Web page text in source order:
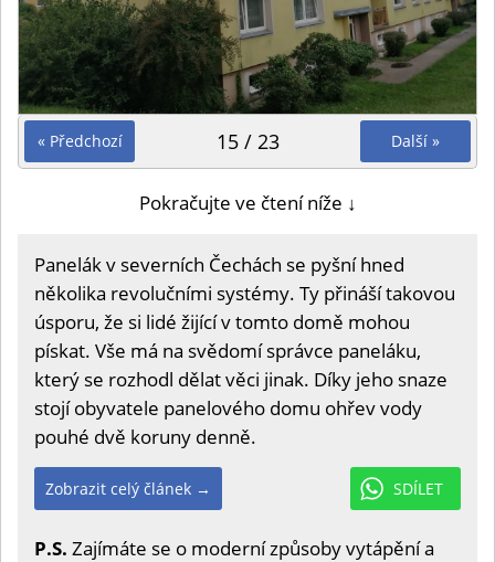
« Předchozí Další »
15 / 23
Pokračujte ve čtení níže ↓
Panelák v severních Čechách se pyšní hned
několika revolučními systémy. Ty přináší takovou
úsporu, že si lidé žijící v tomto domě mohou
pískat. Vše má na svědomí správce paneláku,
který se rozhodl dělat věci jinak. Díky jeho snaze
stojí obyvatele panelového domu ohřev vody
pouhé dvě koruny denně.
SDÍLET
Zobrazit celý článek →
P.S. Zajímáte se o moderní způsoby vytápění a